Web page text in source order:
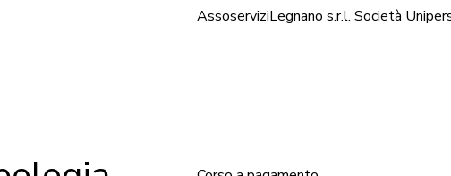
AssoserviziLegnano s.r.l. Società